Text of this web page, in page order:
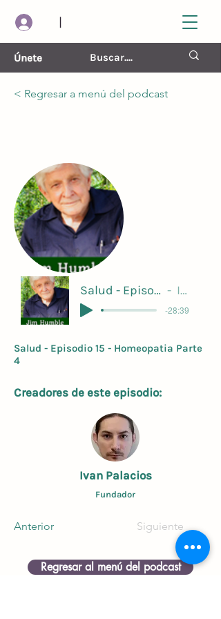
|
Únete
< Regresar a menú del podcast
Salud - Episodio 15 - En Memoria de Jim Humble Ivan Palacios
-28:39
Salud - Episodio 15 - Homeopatia Parte
4
Creadores de este episodio:
Ivan Palacios
Fundador
Anterior Siguiente
Regresar al menú del podcast